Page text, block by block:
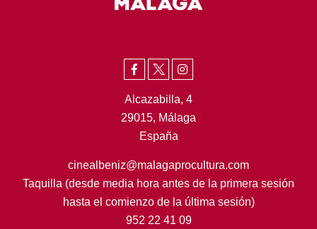
Alcazabilla, 4
29015, Málaga
España
cinealbeniz@malagaprocultura.com
Taquilla (desde media hora antes de la primera sesión
hasta el comienzo de la última sesión)
952 22 41 09